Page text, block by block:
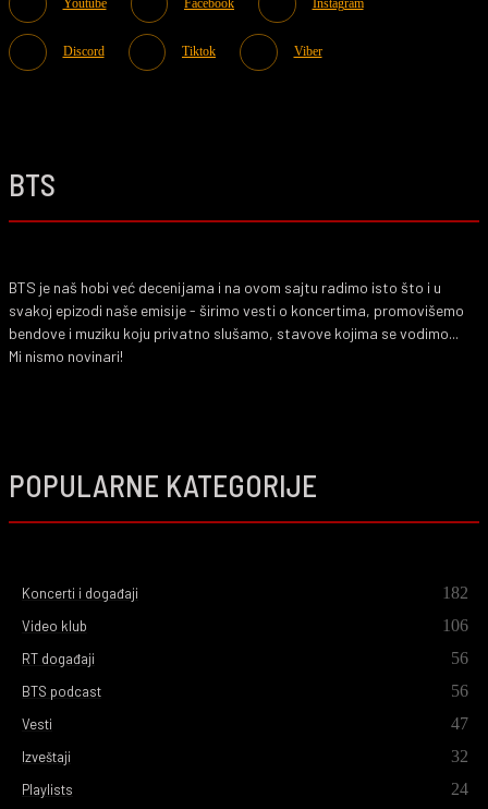
Discord Tiktok Viber
BTS
BTS je naš hobi već decenijama i na ovom sajtu radimo isto što i u
svakoj epizodi naše emisije - širimo vesti o koncertima, promovišemo
bendove i muziku koju privatno slušamo, stavove kojima se vodimo...
Mi nismo novinari!
POPULARNE KATEGORIJE
Koncerti i događaji 182
Video klub 106
RT događaji 56
BTS podcast 56
Vesti 47
Izveštaji 32
Playlists 24